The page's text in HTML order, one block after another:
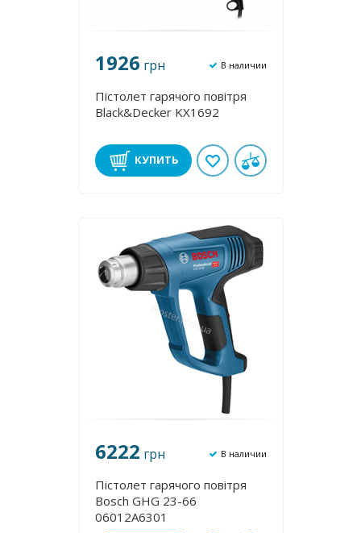
1926 грн В наличии
Пістолет гарячого повітря
Black&Decker KX1692
КУПИТЬ
6222 грн В наличии
Пістолет гарячого повітря
Bosch GHG 23-66
06012A6301